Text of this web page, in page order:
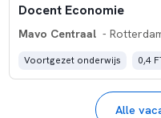
Docent Economie
Mavo Centraal -
Voortgezet onderwijs 0,4
Alle